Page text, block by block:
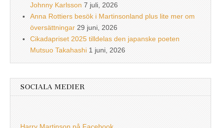
Johnny Karlsson 7 juli, 2026
Anna Rottiers besök i Martinsonland plus lite mer om
översättningar 29 juni, 2026
Cikadapriset 2025 tilldelas den japanske poeten
Mutsuo Takahashi 1 juni, 2026
SOCIALA MEDIER
Harry Martinson på Facebook